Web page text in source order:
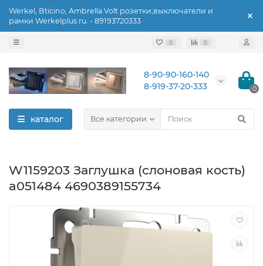
Werkel, Bticino, Ambrella Volt розетки,выключатели и
рамки Werkelplus.ru. - 89193720333
0 0
8-90-90-160-140
8-919-37-20-333
0
каталог Все категории
W1159203 Заглушка (слоновая кость)
a051484 4690389155734